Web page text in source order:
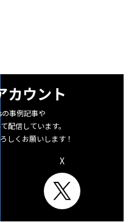
カウント
の事例記事や
配信しています。
しくお願いします！
X